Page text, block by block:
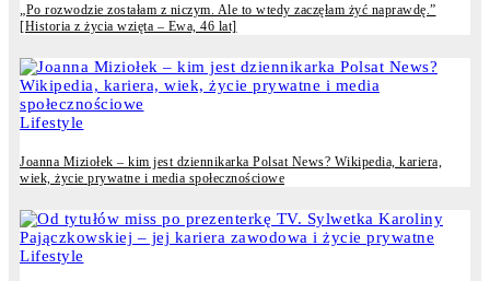
„Po rozwodzie zostałam z niczym. Ale to wtedy zaczęłam żyć naprawdę.”
[Historia z życia wzięta – Ewa, 46 lat]
Lifestyle
Joanna Miziołek – kim jest dziennikarka Polsat News? Wikipedia, kariera,
wiek, życie prywatne i media społecznościowe
Lifestyle